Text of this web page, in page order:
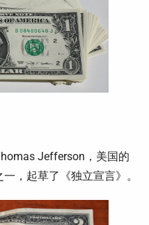
Jefferson，美国的
，起草了《独立宣言》。